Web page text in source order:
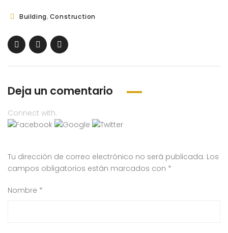
Building, Construction
Deja un comentario
Connect with:
Tu dirección de correo electrónico no será publicada. Los
campos obligatorios están marcados con *
Nombre *